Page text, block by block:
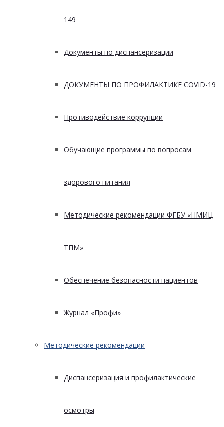
149
Документы по диспансеризации
ДОКУМЕНТЫ ПО ПРОФИЛАКТИКЕ COVID-19
Противодействие коррупции
Обучающие программы по вопросам
здорового питания
Методические рекомендации ФГБУ «НМИЦ
ТПМ»
Обеспечение безопасности пациентов
Журнал «Профи»
Методические рекомендации
Диспансеризация и профилактические
осмотры